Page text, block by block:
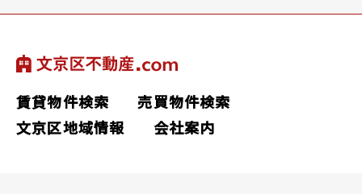
賃貸物件検索
売買物件検索
文京区地域情報
会社案内